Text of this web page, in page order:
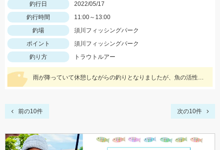
釣行日
2022/05/17
釣行時間
11:00～13:00
釣場
須川フィッシングパーク
ポイント
須川フィッシングパーク
釣り方
トラウトルアー
雨が降っていて休憩しながらの釣りとなりましたが、魚の活性が高く楽しむことができました！Bスパーク2.0ｇのＧマジョーラに反応良かったです。
前の10件 次の10件